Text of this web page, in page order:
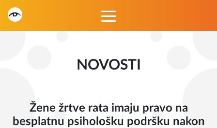
NOVOSTI
Žene žrtve rata imaju pravo na
besplatnu psihološku podršku nakon